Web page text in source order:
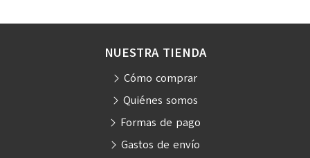
NUESTRA TIENDA
Cómo comprar
Quiénes somos
Formas de pago
Gastos de envío